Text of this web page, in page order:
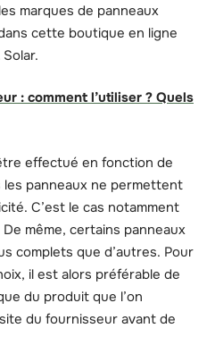
marques de panneaux
cette boutique en ligne
: comment l’utiliser ? Quels
effectué en fonction de
panneaux ne permettent
C’est le cas notamment
même, certains panneaux
complets que d’autres. Pour
il est alors préférable de
du produit que l’on
du fournisseur avant de